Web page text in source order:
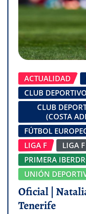
ACTUALIDAD
CLUB
CLUB
(COSTA
FÚTBOL
LIGA F
LIGA
PRIMERA
UNIÓN
Oficial |
Tenerife